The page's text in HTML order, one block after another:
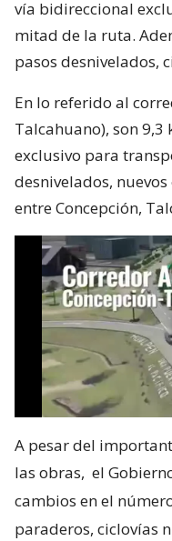
vía bidireccional
mitad de la ruta.
pasos desnivelados,
En lo referido al
Talcahuano), son
exclusivo para
desnivelados,
entre Concepción,
A pesar del
las obras, el
cambios en el
paraderos, ciclovías